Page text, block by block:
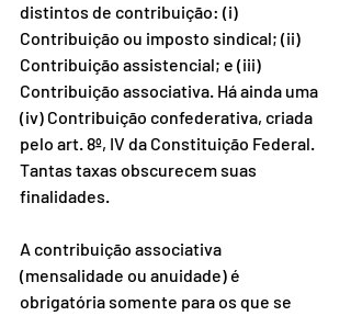
distintos de contribuição: (i)
Contribuição ou imposto sindical; (ii)
Contribuição assistencial; e (iii)
Contribuição associativa. Há ainda uma
(iv) Contribuição confederativa, criada
pelo art. 8º, IV da Constituição Federal.
Tantas taxas obscurecem suas
finalidades.
A contribuição associativa
(mensalidade ou anuidade) é
obrigatória somente para os que se